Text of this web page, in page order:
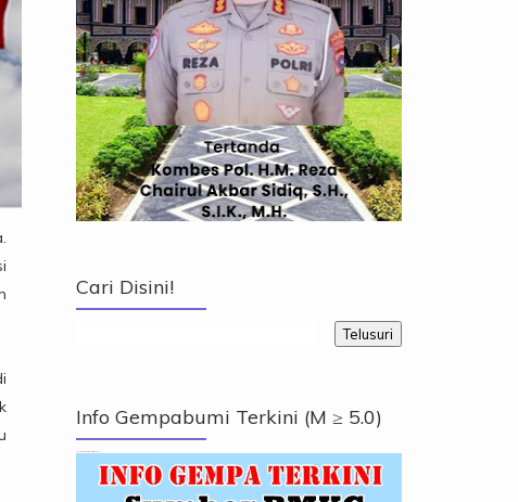
Cari Disini!
Info Gempabumi Terkini (M ≥ 5.0)